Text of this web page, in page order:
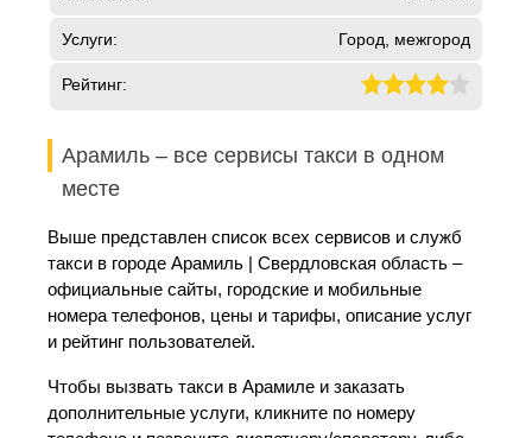
Услуги: Город, межгород
Рейтинг:
Арамиль – все сервисы такси в одном
месте
Выше представлен список всех сервисов и служб
такси в городе Арамиль | Свердловская область –
официальные сайты, городские и мобильные
номера телефонов, цены и тарифы, описание услуг
и рейтинг пользователей.
Чтобы вызвать такси в Арамиле и заказать
дополнительные услуги, кликните по номеру